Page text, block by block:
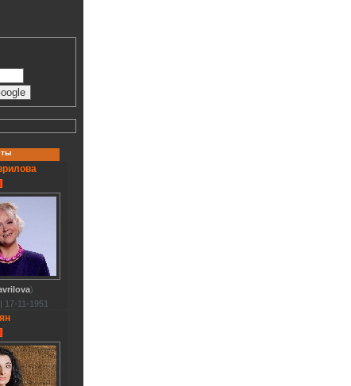
)
17-11-1951